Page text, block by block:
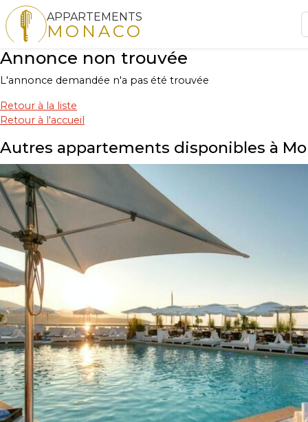
APPARTEMENTS
MONACO
Annonce non trouvée
L'annonce demandée n'a pas été trouvée
Retour à la liste
Retour à l'accueil
Autres appartements disponibles à